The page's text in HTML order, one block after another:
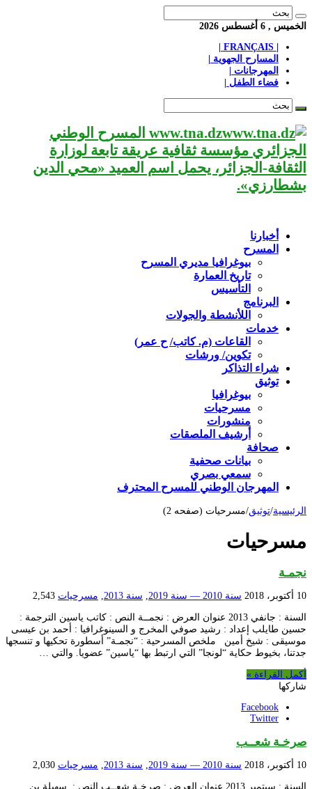
الخميس , 6 أغسطس 2026
المسارح الجهوية |
المهرجانات |
فضاء الطفل |
www.tna.dz المسرح الوطني
الجزائري مؤسسة ثقافية عريقة تابعة لوزارة
الثقافة-الجزائر، يحمل اسم العميد «محي الدين
بشطارزي».
أخبارنا
المسرح
بيوغرافيا مديري المسرح
تاريخ العمارة
التأسيس
البرنامج
اللأنشطة والجولات
خدمات
القاعات (م. كاتب/ ح عمر)
تكوين/ ورشات
شراء التذاكر
توثيق
بيوغرافيا
مسرحيات
منشورات
أرشيف الملصقات
صحافة
بيانات صحفية
سمعي بصري
المهرجان الوطني للمسرح المحترف
الرئيسية/توثيق/مسرحيات (صفحه 2)
مسرحيات
نجمـة
10 أكتوبر، 2018 سنة 2010 — سنة 2019 , سنة 2013 , مسرحيات 2,543
السنة : جانفي 2013 عنوان العرض : نجمــة النص : كاتب ياسين الترجمة :
حسين طايلب إعداد : رشيد صوفي المخرج و السينوغرافيا : أحمد بن عيسى
موسيقى : شيخ أمين ملخص المسرحية : “نجمـة” أسطورة تحكيها و تنسجها
جدتنا، بخيوط حكاية “لونجا” التي ارتبط بها “ياسين” عضويا. والتي …
أكمل القراءة »
شاركها
Facebook
Twitter
صرخـة شعــب
10 أكتوبر، 2018 سنة 2010 — سنة 2019 سنة 2013 مسرحيات 2,030
السنة : سبتمبر 2013 عنوان العرض : صرخـة شعــب النص : سهيلة بن